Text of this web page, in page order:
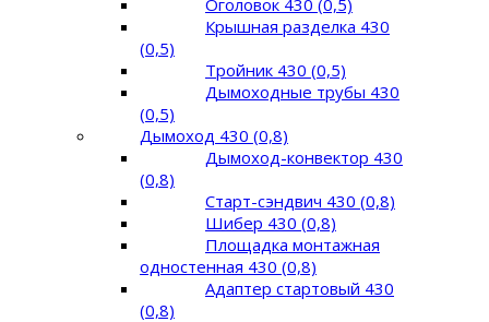
Крышная разделка 430
(0,5)
Тройник 430 (0,5)
Дымоходные трубы 430
(0,5)
Дымоход 430 (0,8)
Дымоход-конвектор 430
(0,8)
Старт-сэндвич 430 (0,8)
Шибер 430 (0,8)
Площадка монтажная
одностенная 430 (0,8)
Адаптер стартовый 430
(0,8)